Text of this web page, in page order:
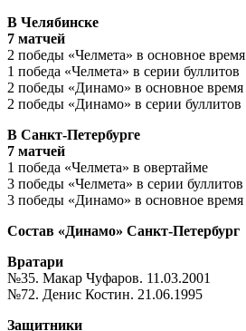
В Челябинске
7 матчей
2 победы «Челмета» в основное время
1 победа «Челмета» в серии буллитов
2 победы «Динамо» в основное время
2 победы «Динамо» в серии буллитов
В Санкт-Петербурге
7 матчей
1 победа «Челмета» в овертайме
3 победы «Челмета» в серии буллитов
3 победы «Динамо» в основное время
Состав «Динамо» Санкт-Петербург
Вратари
№35. Макар Чуфаров. 11.03.2001
№72. Денис Костин. 21.06.1995
Защитники